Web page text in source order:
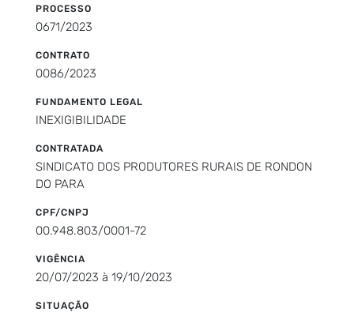
PROCESSO
0671/2023
CONTRATO
0086/2023
FUNDAMENTO LEGAL
INEXIGIBILIDADE
CONTRATADA
SINDICATO DOS PRODUTORES RURAIS DE RONDON
DO PARA
CPF/CNPJ
00.948.803/0001-72
VIGÊNCIA
20/07/2023 à 19/10/2023
SITUAÇÃO